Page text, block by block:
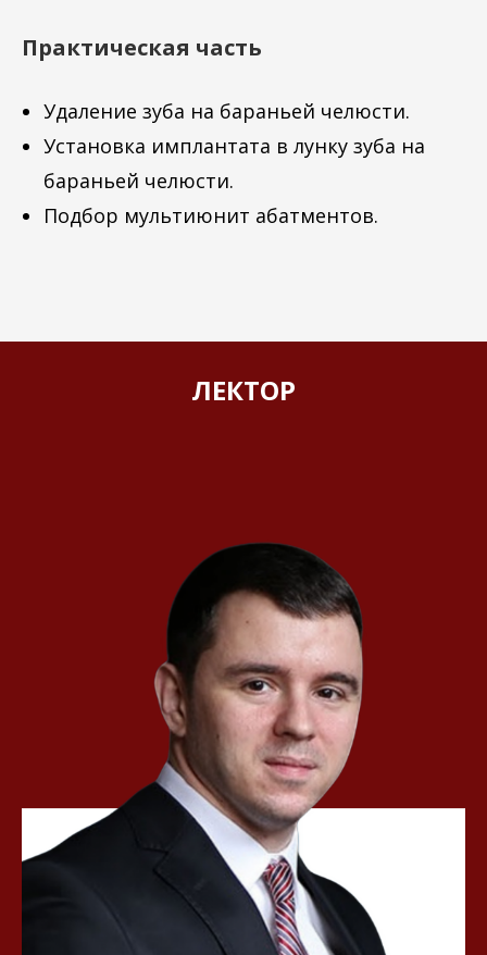
Практическая часть
Удаление зуба на бараньей челюсти.
Установка имплантата в лунку зуба на
бараньей челюсти.
Подбор мультиюнит абатментов.
ЛЕКТОР